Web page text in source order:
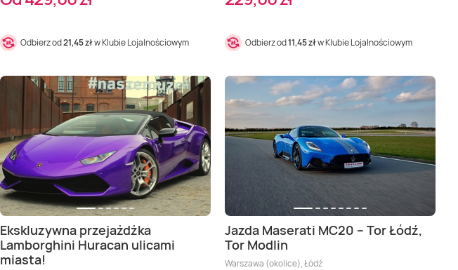
Odbierz od21,45 złw Klubie Lojalnościowym Odbierz od11,45 złw Klubie Lojalnościowym
Ekskluzywna przejażdżka
Lamborghini Huracan ulicami
miasta!
Jazda Maserati MC20 – Tor Łódź,
Tor Modlin
Warszawa (okolice), Łódź